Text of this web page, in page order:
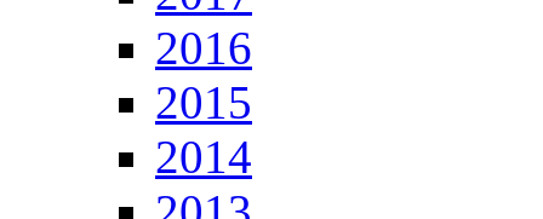
2016
2015
2014